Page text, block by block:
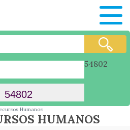
54802
Humanos
HUMANOS